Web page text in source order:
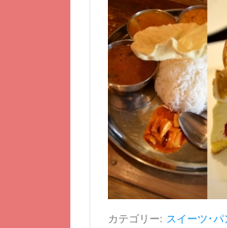
カテゴリー: スイーツ･パ